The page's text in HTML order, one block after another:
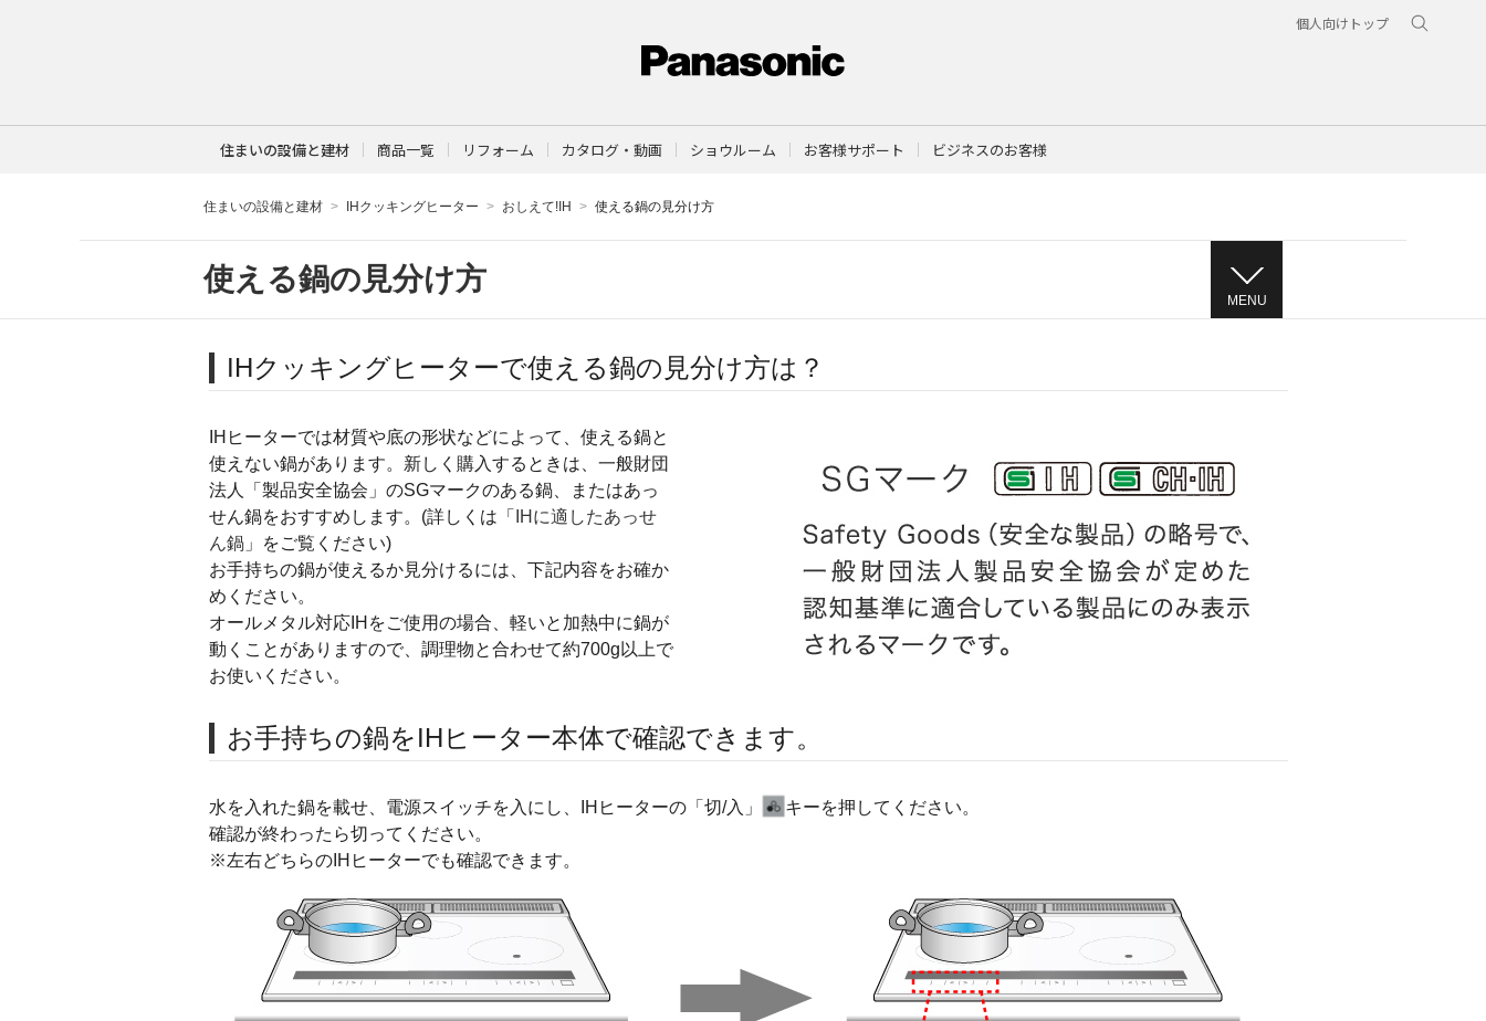
個人向けトップ
住まいの設備と建材 商品一覧 リフォーム カタログ・動画 ショウルーム お客様サポート ビジネスのお客様
住まいの設備と建材 IHクッキングヒーター おしえて!IH 使える鍋の見分け方
使える鍋の見分け方
MENU
IHクッキングヒーターで使える鍋の見分け方は？
IHヒーターでは材質や底の形状などによって、使える鍋と
使えない鍋があります。新しく購入するときは、一般財団
法人「製品安全協会」のSGマークのある鍋、またはあっ
せん鍋をおすすめします。(詳しくは「
IHに適したあっせ
ん鍋」をご覧ください)
お手持ちの鍋が使えるか見分けるには、下記内容をお確か
めください。
オールメタル対応IHをご使用の場合、軽いと加熱中に鍋が
動くことがありますので、調理物と合わせて約700g以上で
お使いください。
お手持ちの鍋をIHヒーター本体で確認できます。
水を入れた鍋を載せ、電源スイッチを入にし、IHヒーターの「切/入」
キーを押してください。
確認が終わったら切ってください。
※左右どちらのIHヒーターでも確認できます。